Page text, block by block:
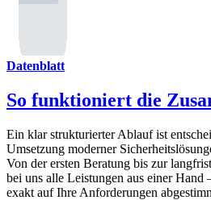
Datenblatt
So funktioniert die
Ein klar strukturierter Ablauf ist
Umsetzung moderner
Von der ersten Beratung bis zur
bei uns alle Leistungen aus einer Hand
exakt auf Ihre Anforderungen